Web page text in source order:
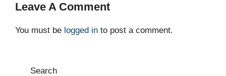
Leave A Comment
You must be logged in to post a comment.
Search